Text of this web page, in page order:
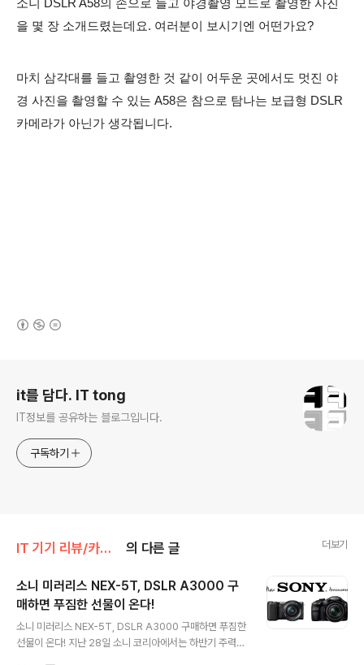
소니 DSLR A58의 손으로 들고 야경촬영 모드로 촬영한 사진
을 몇 장 소개드렸는데요. 여러분이 보시기엔 어떤가요?
마치 삼각대를 들고 촬영한 것 같이 어두운 곳에서도 멋진 야
경 사진을 촬영할 수 있는 A58은 참으로 탐나는 보급형 DSLR
카메라가 아닌가 생각됩니다.
it를 담다. IT tong
IT정보를 공유하는 블로그입니다.
구독하기
IT 기기 리뷰/카메라_캠코더 의 다른 글 더보기
소니 미러리스 NEX-5T, DSLR A3000 구
매하면 푸짐한 선물이 온다!
소니 미러리스 NEX-5T, DSLR A3000 구매하면 푸짐한
선물이 온다! 지난 28일 소니 코리아에서는 하반기 주력